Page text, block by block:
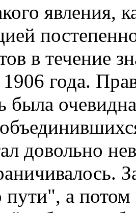
явления,
в течение
года.
была
довольно
пути", а